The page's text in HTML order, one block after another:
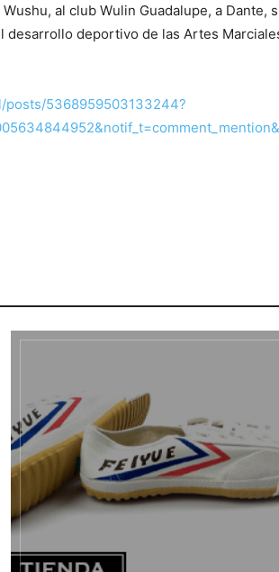
al club Wulin Guadalupe, a Dante,
desarrollo deportivo de las Artes
posts/5368959503133244?